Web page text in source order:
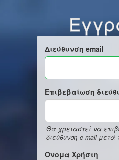
Διεύθυνση email
Επιβεβαίωση
Θα χρειαστεί να
διεύθυνση e-mail
Όνομα Χρήστη